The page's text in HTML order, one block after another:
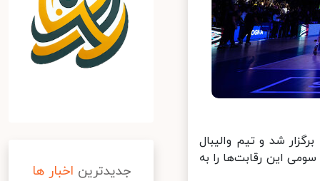
شد و تیم والیبال
سومی این رقابت‌ها را به
جدیدترین اخبار ها